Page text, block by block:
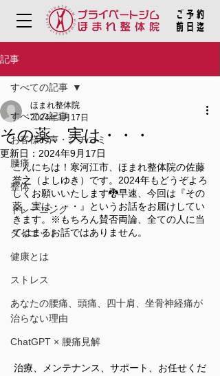
ご予約
​前日迄
記事
すべての記事
お客様の声・クチコミ
腰痛
整体
トレーニング
ダイエット
健康とは
ストレス
あなたの腰痛、頭痛、四十肩、坐骨神経痛が
治らない理由
ChatGPT × 腰痛見解
すべての記事
その薬、実は・・・
ほまれ整体院
2024年1月17日
更新日： 2024年9月17日
こんにちは！寒河江市、ほまれ整体院の佐藤
誉之（よしゆき）です。2024年もどうぞよろ
しくお願いいたします🐉早速、今回は『その
薬、実は・・・』というお話をお届けしてい
きます。※もちろん賛否両論、全ての人に当
てはまるお話ではありません。
治療、メンテナンス、サポート、お任せくだ